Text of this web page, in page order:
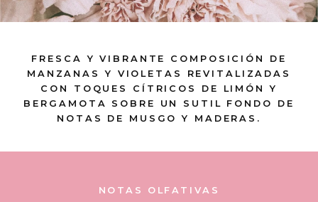
FRESCA Y VIBRANTE COMPOSICIÓN DE
MANZANAS Y VIOLETAS REVITALIZADAS
CON TOQUES CÍTRICOS DE LIMÓN Y
BERGAMOTA SOBRE UN SUTIL FONDO DE
NOTAS DE MUSGO Y MADERAS.
NOTAS OLFATIVAS